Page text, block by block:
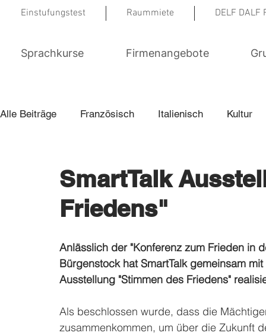
Sprachkurse Firmenangebote
Einstufungstest Raummiete DELF
Alle Beiträge Französisch Italienisch Kultur
Berufsmentoring
SmartTalk
Friedens"
Anlässlich der "Konferenz zum Frieden in
Bürgenstock hat SmartTalk gemeinsam
Ausstellung "Stimmen des Friedens"
Als beschlossen wurde, dass die
zusammenkommen, um über die Zukunft